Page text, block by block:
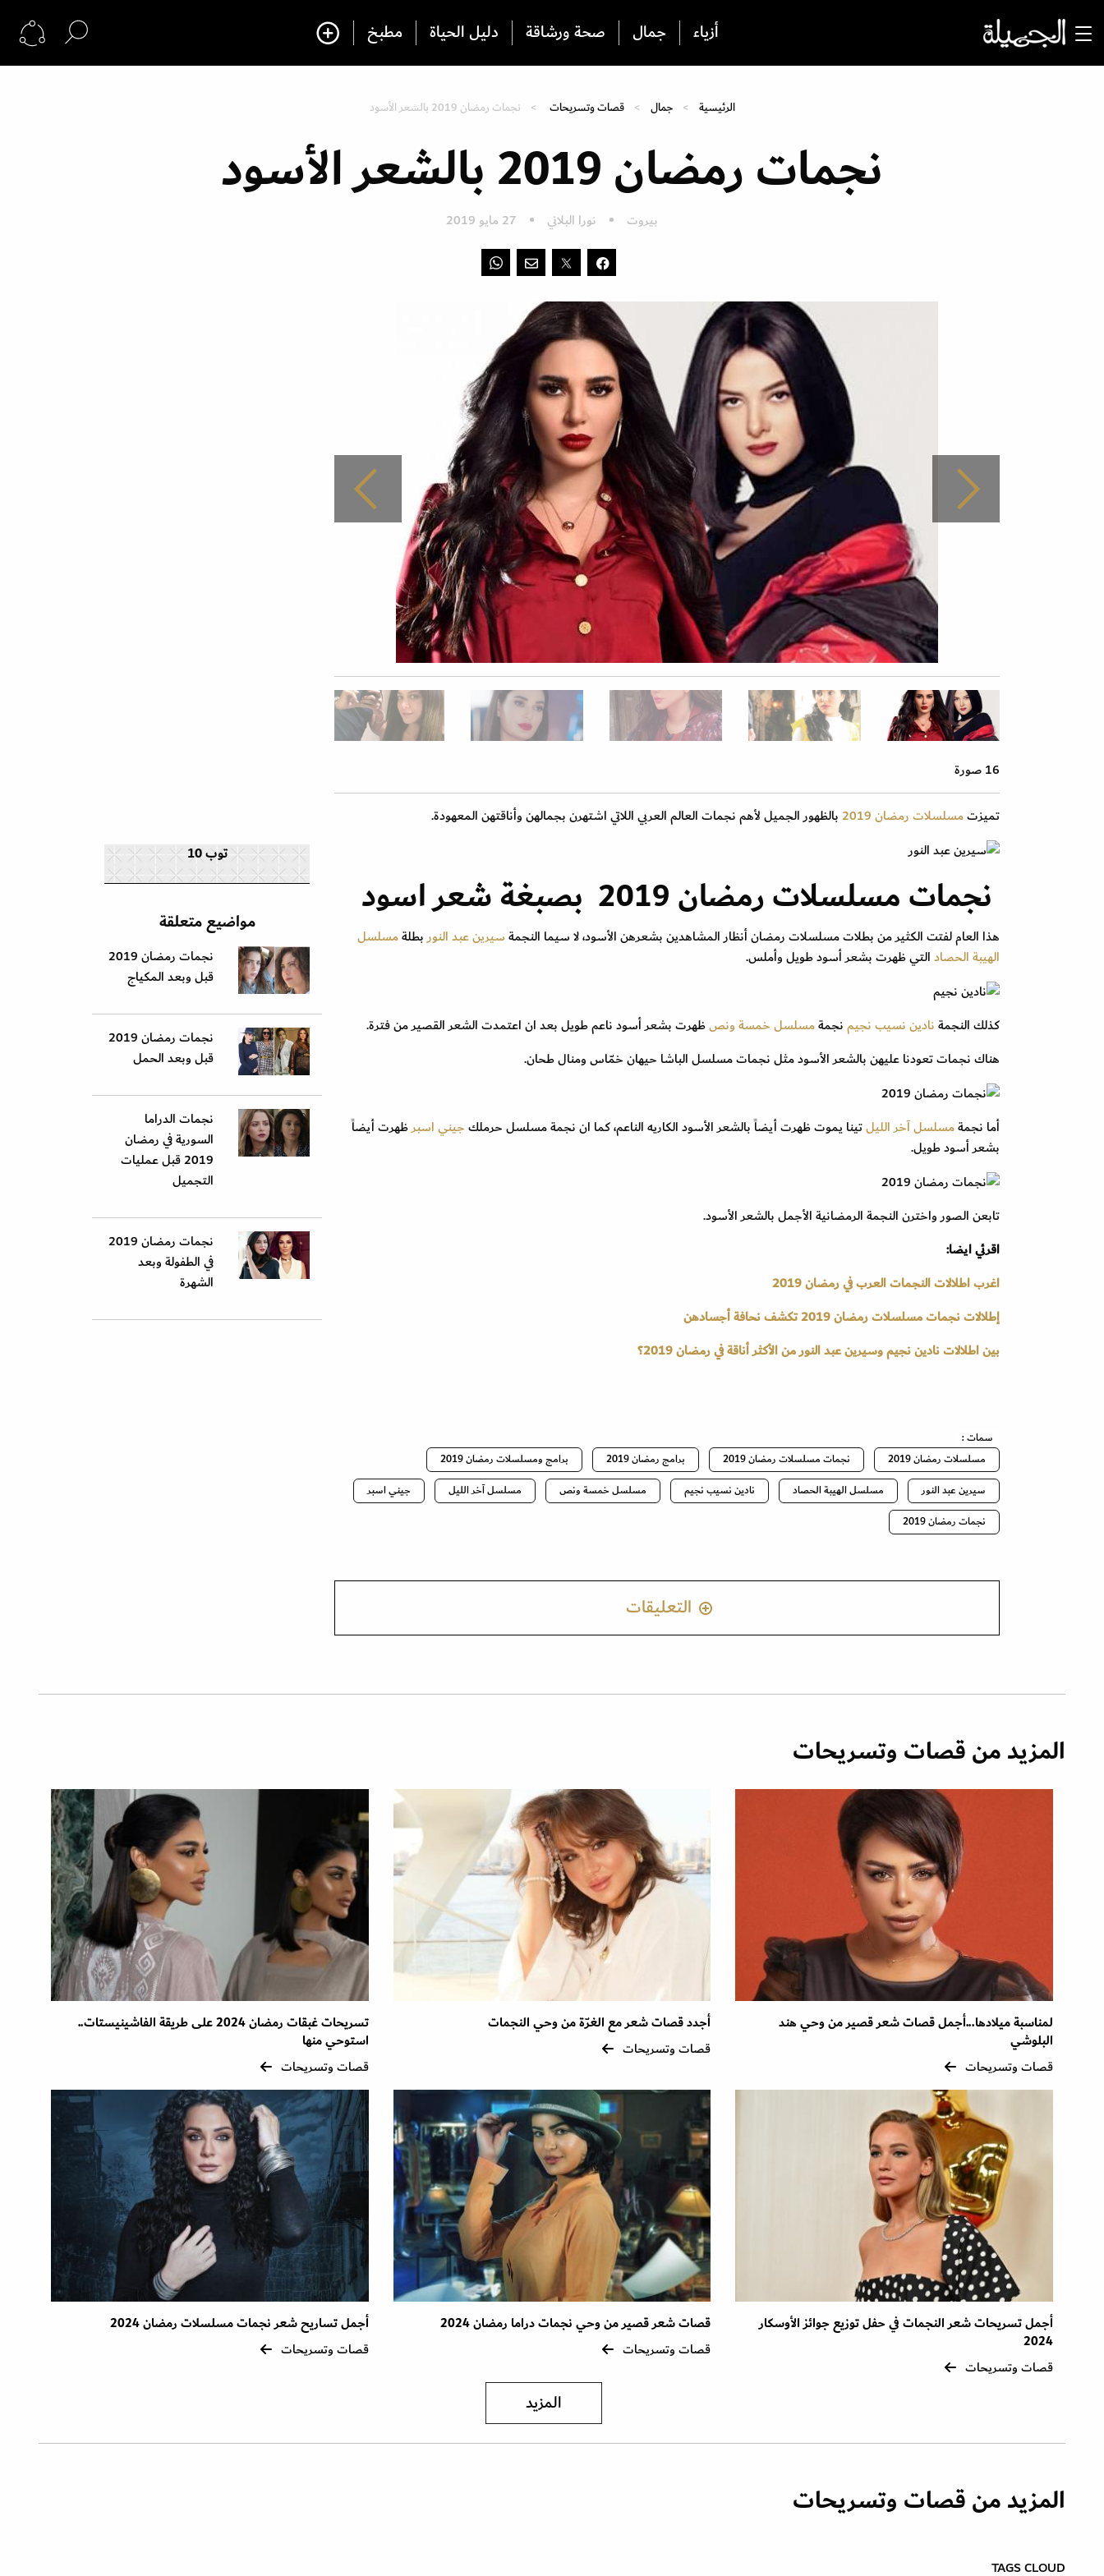
أزياء جمال صحة ورشاقة دليل الحياة مطبخ
الرئيسية جمال قصات وتسريحات نجمات رمضان 2019 بالشعر الأسود
نجمات رمضان 2019 بالشعر الأسود
بيروت نورا البلاني 27 مايو 2019
16 صورة
تميزتمسلسلات رمضان 2019 بالظهور الجميل لأهم نجمات العالم العربي اللاتي اشتهرن بجمالهن وأناقتهن المعهودة.
نجمات مسلسلات رمضان 2019 بصبغة شعر اسود
هذا العام لفتت الكثير من بطلات مسلسلات رمضان أنظار المشاهدين بشعرهن الأسود، لا سيما النجمةسيرين عبد النوربطلةمسلسل
الهيبة الحصادالتي ظهرت بشعر أسود طويل وأملس.
كذلك النجمةنادين نسيب نجيمنجمةمسلسل خمسة ونصظهرت بشعر أسود ناعم طويل بعد ان اعتمدت الشعر القصير من فترة.
هناك نجمات تعودنا عليهن بالشعر الأسود مثل نجمات مسلسل الباشا حيهان خمّاس ومنال طحان.
أما نجمةمسلسل آخر الليلتينا يموت ظهرت أيضاً بالشعر الأسود الكاريه الناعم، كما ان نجمة مسلسل حرملكجيني اسبرظهرت أيضاً
بشعر أسود طويل.
تابعن الصور واخترن النجمة الرمضانية الأجمل بالشعر الأسود.
اقرئي ايضا:
اغرب اطلالات النجمات العرب في رمضان 2019
إطلالات نجمات مسلسلات رمضان 2019 تكشف نحافة أجسادهن
بين اطلالات نادين نجيم وسيرين عبد النور من الأكثر أناقة في رمضان 2019؟
سمات :
مسلسلات رمضان 2019
نجمات مسلسلات رمضان 2019 برامج رمضان 2019
برامج ومسلسلات رمضان 2019
سيرين عبد النور
مسلسل الهيبة الحصاد نادين نسيب نجيم مسلسل خمسة ونص مسلسل آخر الليل
جيني اسبر
نجمات رمضان 2019
التعليقات
توب 10
مواضيع متعلقة
نجمات رمضان 2019
قبل وبعد المكياج
نجمات رمضان 2019
قبل وبعد الحمل
نجمات الدراما
السورية في رمضان
2019 قبل عمليات
التجميل
نجمات رمضان 2019
في الطفولة وبعد
الشهرة
المزيد من قصات وتسريحات
لمناسبة ميلادها...أجمل قصات شعر قصير من وحي هند
البلوشي
قصات وتسريحات
أجدد قصات شعر مع الغرّة من وحي النجمات
قصات وتسريحات
تسريحات غبقات رمضان 2024 على طريقة الفاشينيستات..
استوحي منها
قصات وتسريحات
أجمل تسريحات شعر النجمات في حفل توزيع جوائز الأوسكار
2024
قصات وتسريحات
قصات شعر قصير من وحي نجمات دراما رمضان 2024
قصات وتسريحات
أجمل تساريح شعر نجمات مسلسلات رمضان 2024
قصات وتسريحات
المزيد
المزيد من قصات وتسريحات
TAGS CLOUD